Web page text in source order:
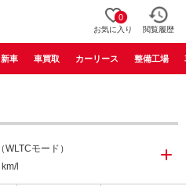
0
お気に入り 閲覧履歴
新車 車買取 カーリース 整備工場
（WLTCモード）
km/l